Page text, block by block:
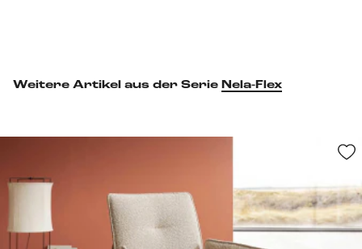
Weitere Artikel aus der Serie Nela-Flex